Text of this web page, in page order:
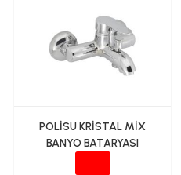
POLİSU KRİSTAL MİX
BANYO BATARYASI